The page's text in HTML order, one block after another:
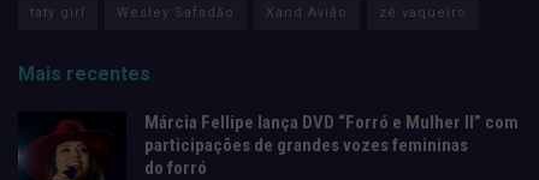
taty girl Wesley Safadão Xand Avião zé vaqueiro
Mais recentes
Márcia Fellipe lança DVD “Forró e Mulher II” com
participações de grandes vozes femininas
do forró